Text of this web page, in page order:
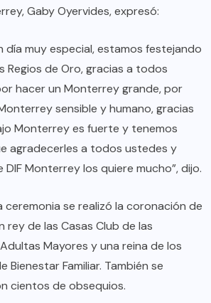
Gaby Oyervides, expresó:
día muy especial, estamos festejando
Regios de Oro, gracias a todos
hacer un Monterrey grande, por
sensible y humano, gracias
Monterrey es fuerte y tenemos
agradecerles a todos ustedes y
DIF Monterrey los quiere mucho”, dijo.
ceremonia se realizó la coronación de
rey de las Casas Club de las
Mayores y una reina de los
Bienestar Familiar. También se
cientos de obsequios.